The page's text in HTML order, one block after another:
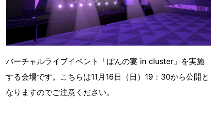
バーチャルライブイベント「ぼんの宴 in cluster」を実施
する会場です。こちらは11月16日（日）19：30から公開と
なりますのでご注意ください。